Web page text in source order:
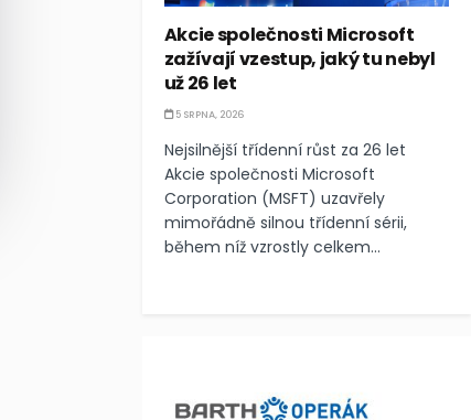
Akcie společnosti Microsoft
zažívají vzestup, jaký tu nebyl
už 26 let
5 SRPNA, 2026
Nejsilnější třídenní růst za 26 let
Akcie společnosti Microsoft
Corporation (MSFT) uzavřely
mimořádně silnou třídenní sérii,
během níž vzrostly celkem...